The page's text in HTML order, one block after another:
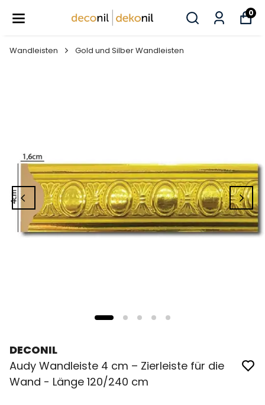
0
Wandleisten Gold und Silber Wandleisten
DECONIL
Audy Wandleiste 4 cm – Zierleiste für die
Wand - Länge 120/240 cm